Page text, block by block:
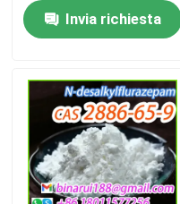
Chiedi un preventivo
Materie prime
Materia prima dei
mediatori chimici fini
Invia richiesta